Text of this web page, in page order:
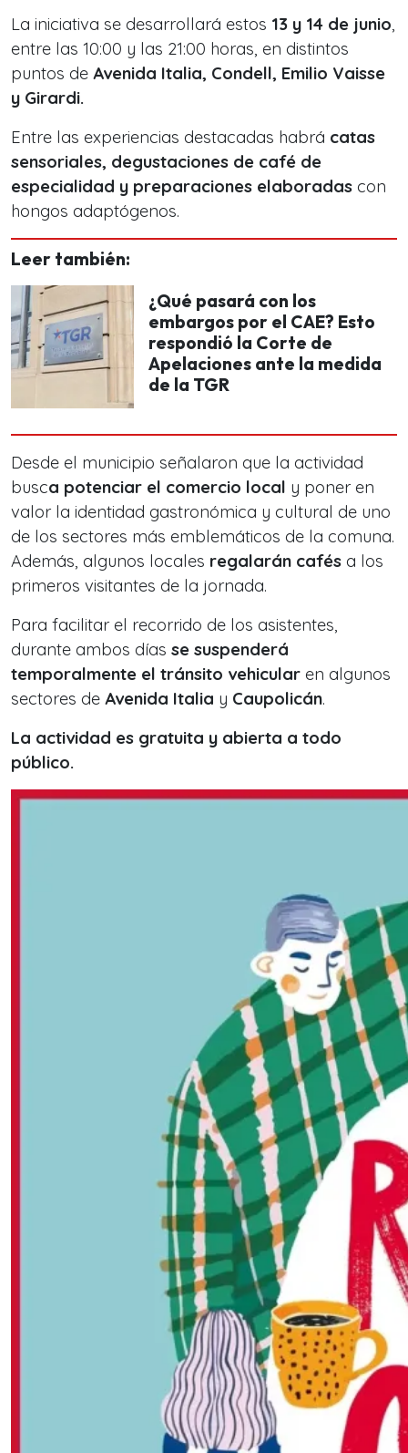
La iniciativa se desarrollará estos 13 y 14 de junio,
entre las 10:00 y las 21:00 horas, en distintos
puntos de Avenida Italia, Condell, Emilio Vaisse
y Girardi.
Entre las experiencias destacadas habrá catas
sensoriales, degustaciones de café de
especialidad y preparaciones elaboradas con
hongos adaptógenos.
Leer también:
¿Qué pasará con los
embargos por el CAE? Esto
respondió la Corte de
Apelaciones ante la medida
de la TGR
Desde el municipio señalaron que la actividad
busca potenciar el comercio local y poner en
valor la identidad gastronómica y cultural de uno
de los sectores más emblemáticos de la comuna.
Además, algunos locales regalarán cafés a los
primeros visitantes de la jornada.
Para facilitar el recorrido de los asistentes,
durante ambos días se suspenderá
temporalmente el tránsito vehicular en algunos
sectores de Avenida Italia y Caupolicán.
La actividad es gratuita y abierta a todo
público.